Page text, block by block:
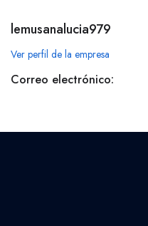
lemusanalucia979
Ver perfil de la empresa
Correo electrónico: